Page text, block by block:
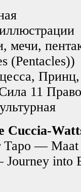
мечи,
(Pentacles))
11
Cuccia-
— Maat
into